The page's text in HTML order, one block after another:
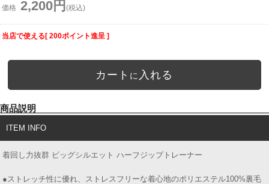
価格 2,200円 (税込)
当店で使える[ 200ポイント進呈 ]
カート に 入れる
商品説明
ITEM INFO
着回し力抜群 ビッグシルエット ハーフジップトレーナー
●ストレッチ性に優れ、ストレスフリーな着心地のポリエステル100%裏毛